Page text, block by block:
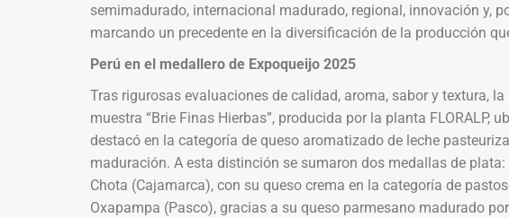
semimadurado, internacional madurado, regional, innovación y,
marcando un precedente en la diversificación de la producción
Perú en el medallero de Expoqueijo 2025
Tras rigurosas evaluaciones de calidad, aroma, sabor y textura,
muestra “Brie Finas Hierbas”, producida por la planta FLORALP,
destacó en la categoría de queso aromatizado de leche
maduración. A esta distinción se sumaron dos medallas de
Chota (Cajamarca), con su queso crema en la categoría de
Oxapampa (Pasco), gracias a su queso parmesano madurado